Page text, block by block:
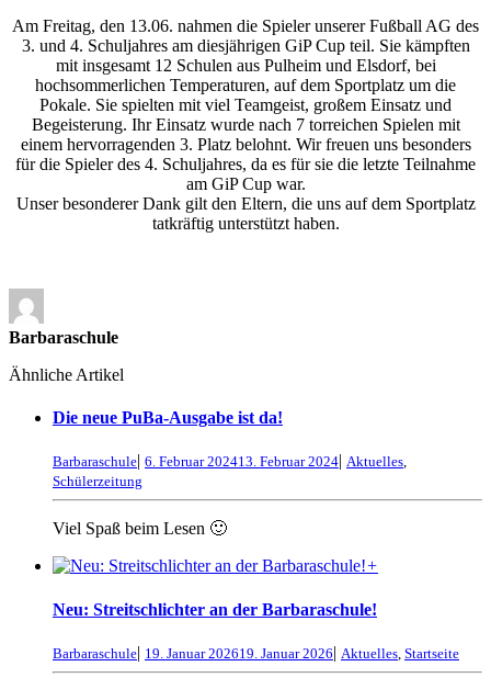
Am Freitag, den 13.06. nahmen die Spieler unserer Fußball AG des
3. und 4. Schuljahres am diesjährigen GiP Cup teil. Sie kämpften
mit insgesamt 12 Schulen aus Pulheim und Elsdorf, bei
hochsommerlichen Temperaturen, auf dem Sportplatz um die
Pokale. Sie spielten mit viel Teamgeist, großem Einsatz und
Begeisterung. Ihr Einsatz wurde nach 7 torreichen Spielen mit
einem hervorragenden 3. Platz belohnt. Wir freuen uns besonders
für die Spieler des 4. Schuljahres, da es für sie die letzte Teilnahme
am GiP Cup war.
Unser besonderer Dank gilt den Eltern, die uns auf dem Sportplatz
tatkräftig unterstützt haben.
Barbaraschule
Ähnliche Artikel
Die neue PuBa-Ausgabe ist da!
Barbaraschule| 6. Februar 202413. Februar 2024| Aktuelles,
Schülerzeitung
Viel Spaß beim Lesen 🙂
+
Neu: Streitschlichter an der Barbaraschule!
Barbaraschule| 19. Januar 202619. Januar 2026| Aktuelles Startseite